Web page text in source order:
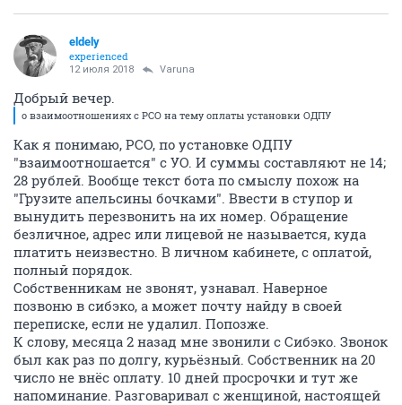
eldely
experienced
12 июля 2018 Varuna
Добрый вечер.
о взаимоотношениях с РСО на тему оплаты установки ОДПУ
Как я понимаю, РСО, по установке ОДПУ
"взаимоотношается" с УО. И суммы составляют не 14;
28 рублей. Вообще текст бота по смыслу похож на
"Грузите апельсины бочками". Ввести в ступор и
вынудить перезвонить на их номер. Обращение
безличное, адрес или лицевой не называется, куда
платить неизвестно. В личном кабинете, с оплатой,
полный порядок.
Собственникам не звонят, узнавал. Наверное
позвоню в сибэко, а может почту найду в своей
переписке, если не удалил. Попозже.
К слову, месяца 2 назад мне звонили с Сибэко. Звонок
был как раз по долгу, курьёзный. Собственник на 20
число не внёс оплату. 10 дней просрочки и тут же
напоминание. Разговаривал с женщиной, настоящей